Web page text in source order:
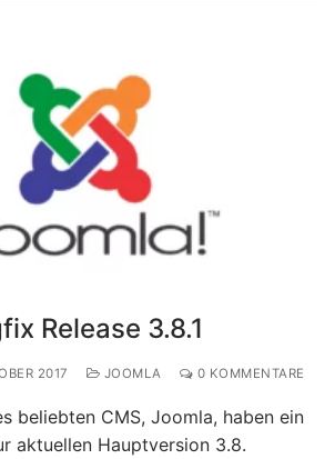
Release 3.8.1
2017 JOOMLA 0 KOMMENTARE
beliebten CMS, Joomla, haben ein
aktuellen Hauptversion 3.8.